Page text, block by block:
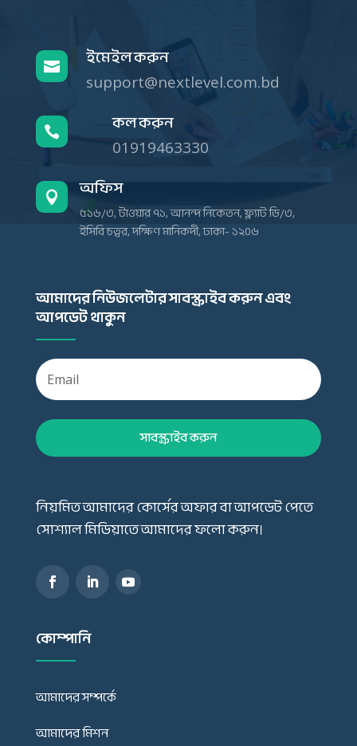
 ইমেইল করুন
support@nextlevel.com.bd
 কল করুন
01919463330
 অফিস
৫১৬/৩, টাওয়ার ৭১, আনন্দ নিকেতন, ফ্ল্যাট ডি/৩,
ইসিবি চত্বর, দক্ষিণ মানিকদী, ঢাকা- ১২০৬
আমাদের নিউজলেটার সাবস্ক্রাইব করুন এবং
আপডেট থাকুন
সাবস্ক্রাইব করুন
নিয়মিত আমাদের কোর্সের অফার বা আপডেট পেতে
সোশ্যাল মিডিয়াতে আমাদের ফলো করুন।
কোম্পানি
আমাদের সম্পর্কে
আমাদের মিশন